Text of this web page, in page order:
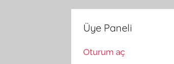
Üye Paneli
Oturum aç